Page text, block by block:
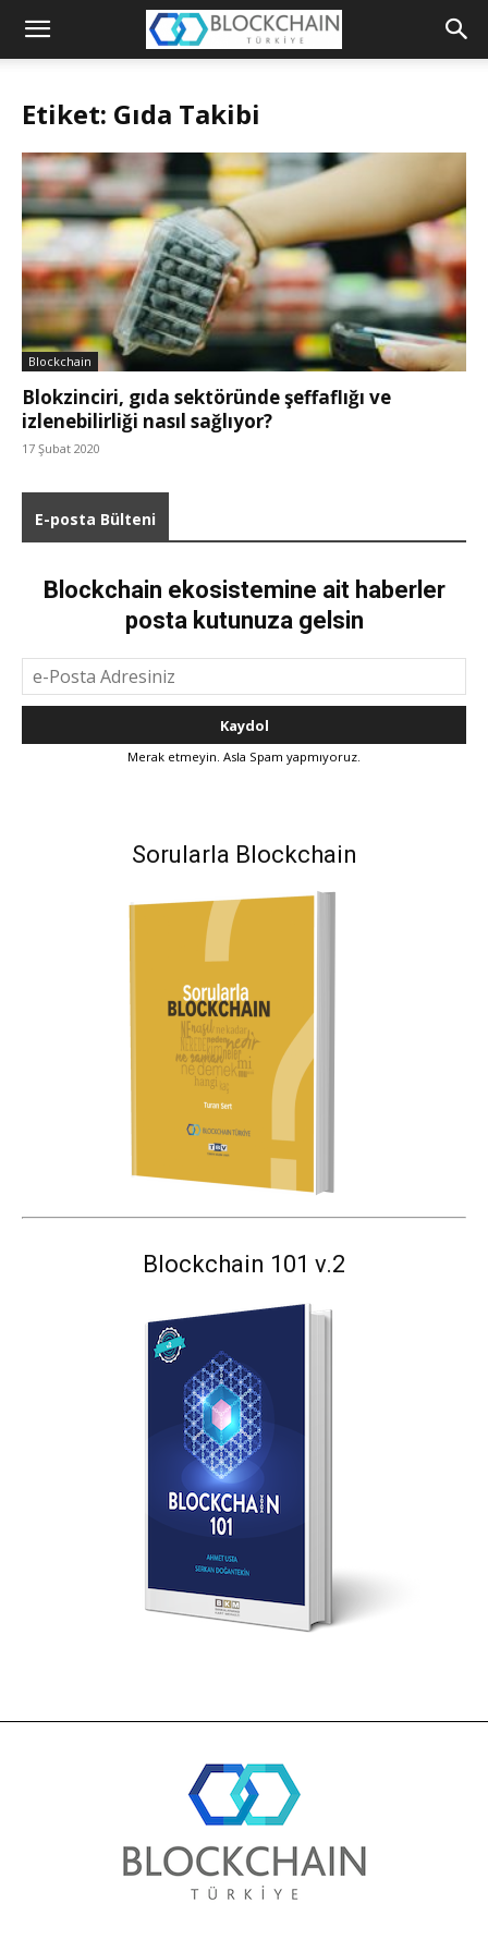
Blockchain
Etiket: Gıda Takibi
Blockchain
Blokzinciri, gıda sektöründe şeffaflığı ve
izlenebilirliği nasıl sağlıyor?
17 Şubat 2020
E-posta Bülteni
Blockchain ekosistemine ait haberler
posta kutunuza gelsin
Merak etmeyin. Asla Spam yapmıyoruz.
Sorularla Blockchain
Blockchain 101 v.2